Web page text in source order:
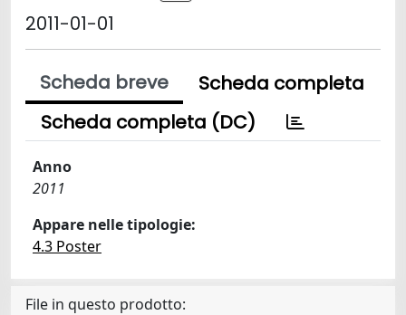
2011-01-01
Scheda breve
Scheda completa
Scheda completa (DC)
Anno
2011
Appare nelle tipologie:
4.3 Poster
File in questo prodotto: